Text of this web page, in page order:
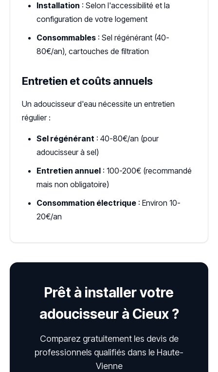
Installation : Selon l'accessibilité et la
configuration de votre logement
Consommables : Sel régénérant (40-
80€/an), cartouches de filtration
Entretien et coûts annuels
Un adoucisseur d'eau nécessite un entretien
régulier :
Sel régénérant : 40-80€/an (pour
adoucisseur à sel)
Entretien annuel : 100-200€ (recommandé
mais non obligatoire)
Consommation électrique : Environ 10-
20€/an
Prêt à installer votre
adoucisseur à Cieux ?
Comparez gratuitement les devis de
professionnels qualifiés dans le Haute-
Vienne